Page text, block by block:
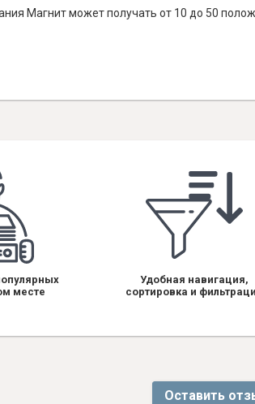
Магнит может получать от 10 до 50
месте
Удобная навигация,
сортировка и
Оставить